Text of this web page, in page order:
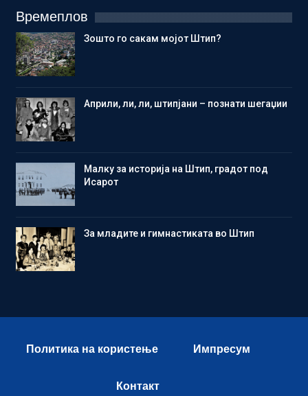
Времеплов
Зошто го сакам мојот Штип?
Aприли, ли, ли, штипјани – познати шегаџии
Малку за историја на Штип, градот под
Исарот
Зa младите и гимнастиката во Штип
Политика на користење Импресум
Контакт